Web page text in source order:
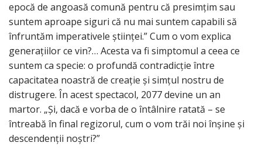
epocă de angoasă comună pentru că presimțim sau
suntem aproape siguri că nu mai suntem capabili să
înfruntăm imperativele științei.” Cum o vom explica
generațiilor ce vin?… Acesta va fi simptomul a ceea ce
suntem ca specie: o profundă contradicție între
capacitatea noastră de creație și simțul nostru de
distrugere. În acest spectacol, 2077 devine un an
martor. „Și, dacă e vorba de o întâlnire ratată – se
întreabă în final regizorul, cum o vom trăi noi înșine și
descendenții noștri?”